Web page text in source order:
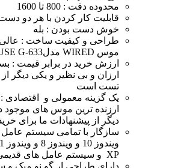
محدوده دقت : 800 تا 1600
قابلیت کار کردن با هر دو
خوش دست بودن : بله
طراحی و کیفیت ساخت : عالی
موس WIRED مدلMOUSE G-633
ارزش خرید در برابر قیمت :
ارزان و بی نظیر و یکی دیگر
تست است
یک گزینه معمولی و اقتصادی :
ارزنده ترین موس های موجود
دیگر از پیشنهادات ما برای
سازگار با تمامی سیستم
XP و سیستم عامل های قدیمی تر
دارای طراحی ار گو نو میک و